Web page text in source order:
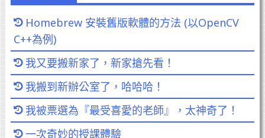
Homebrew 安裝舊版軟體的方法 (以OpenCV
C++為例)
我又要搬新家了，新家搶先看！
我搬到新辦公室了，哈哈哈！
我被票選為『最受喜愛的老師』，太神奇了！
一次奇妙的授課體驗